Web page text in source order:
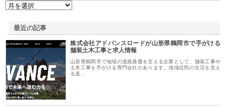
最近の記事
株式会社アドバンスロードが山形県鶴岡市で手がける
舗装土木工事と求人情報
山形県鶴岡市で地域の道路基盤を支える企業として、舗装工事や
土木工事を手がける専門会社があります。地域住民の生活を支え
る道…